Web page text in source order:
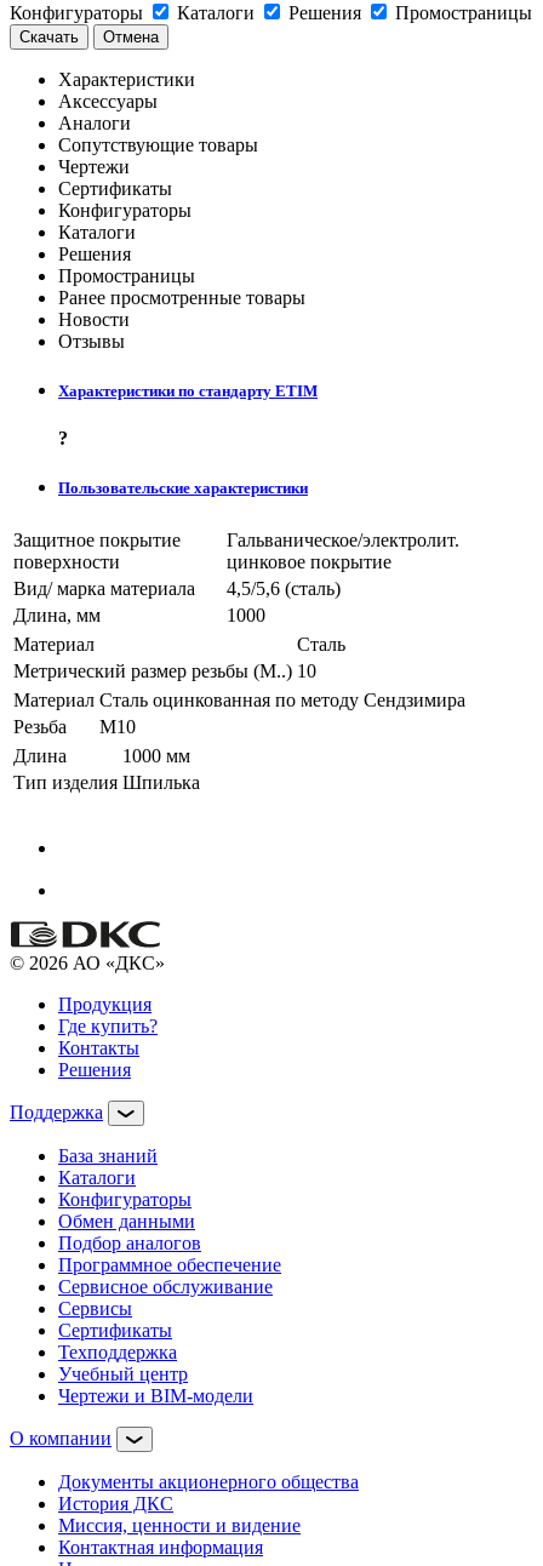
Конфигураторы
Каталоги Решения Промостраницы
Скачать Отмена
Характеристики
Аксессуары
Аналоги
Сопутствующие товары
Чертежи
Сертификаты
Конфигураторы
Каталоги
Решения
Промостраницы
Ранее просмотренные товары
Новости
Отзывы
Характеристики по стандарту ETIM
?
Пользовательские характеристики
Защитное покрытие
поверхности
Гальваническое/электролит.
цинковое покрытие
Вид/ марка материала
4,5/5,6 (сталь)
Длина, мм
1000
Материал
Сталь
Метрический размер резьбы (М..) 10
Материал Сталь оцинкованная по методу Сендзимира
Резьба
M10
Длина
1000 мм
Тип изделия Шпилька
© 2026 АО «ДКС»
Продукция
Где купить?
Контакты
Решения
Поддержка
База знаний
Каталоги
Конфигураторы
Обмен данными
Подбор аналогов
Программное обеспечение
Сервисное обслуживание
Сервисы
Сертификаты
Техподдержка
Учебный центр
Чертежи и BIM-модели
О компании
Документы акционерного общества
История ДКС
Миссия, ценности и видение
Контактная информация